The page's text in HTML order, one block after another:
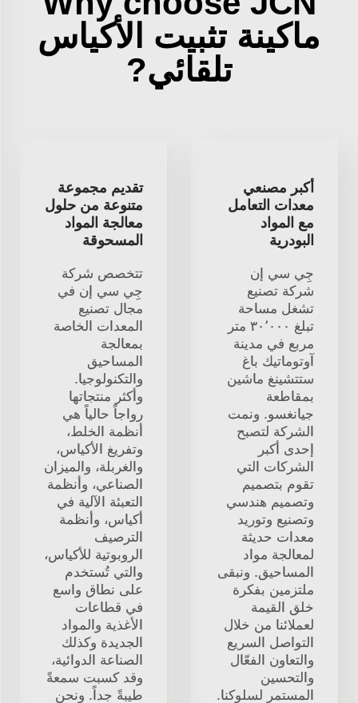
ماكينة تثبيت الأكياس
تلقائي?
أكبر مصنعي
معدات التعامل
مع المواد
البودرية
جِي سي إن
شركة تصنيع
تشغل مساحة
تبلغ ٣٠٬٠٠٠ متر
مربع في مدينة
آوتوماتيك باغ
ستتشينغ ماشين
بمقاطعة
جيانغسو. ونمت
الشركة لتصبح
إحدى أكبر
الشركات التي
تقوم بتصميم
وتصميم هندسي
وتصنيع وتوريد
معدات حديثة
لمعالجة مواد
المساحيق. ونبقى
ملتزمين بفكرة
خلق القيمة
لعملائنا من خلال
التواصل السريع
والتعاون الفعّال
والتحسين
المستمر لسلوكنا.
تقديم مجموعة
متنوعة من حلول
معالجة المواد
المسحوقة
تتخصص شركة
جِي سي إن في
مجال تصنيع
المعدات الخاصة
بمعالجة
المساحيق
والتكنولوجيا.
وأكثر منتجاتها
رواجاً حالياً هي
أنظمة الخلط،
وتفريغ الأكياس،
والغربلة، والميزان
الصناعي، وأنظمة
التعبئة الآلية في
أكياس، وأنظمة
الترصيف
الروبوتية للأكياس،
والتي تُستخدم
على نطاق واسع
في قطاعات
الأغذية والمواد
الجديدة وكذلك
الصناعة الدوائية،
وقد كسبت سمعةً
طيبةً جداً. ونحن